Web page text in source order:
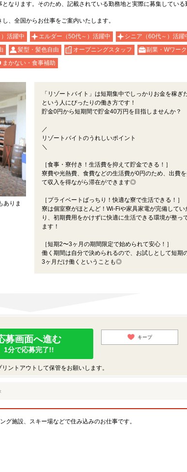
なります。そのため、記載されている勤務地と実際に募集している
、全国からお仕事をご案内いたします。
活躍中 エルダー（50代～）活躍中
シニア（60代～）活躍
髪型・髪色自由 オープニングスタッフ
副業・Wワー
まかない・食事補助
ありま
「リゾートバイト」は短期集中でしっかりお金を稼ぎ
という人にぴったりの働き方です！
貯金0円から短期間で貯金40万円を目指しませんか？
／
リゾートバイトのうれしいポイント
＼
［食事・寮付き！生活費を抑えて貯金できる！］
寮費や光熱費、食費などの生活費が0円のため、出費を
て収入を得ながら滞在ができます◎
［プライベートばっちり！快適な寮で生活できる！］
寮は個室寮がほとんど！Wi-Fiや家具家電が完備してい
り、初期費用をかけずに快適に生活できる環境が整っ
ます！
［短期2〜3ヶ月の期間限定で始められて安心！］
働く期間は自分で決められるので、お試しとして短期
3ヶ月だけ働くということも◎
募画面へ進む
1分で応募完了!!
キープ
ントアウトして保管をお願いします。
グ施設、スキー場などで住み込みのお仕事です。